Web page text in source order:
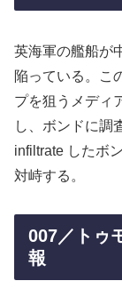
英海軍の艦船が
陥っている。こ
プを狙うメディ
し、ボンドに調
infiltrate したボ
対峙する。
007／トゥ
報